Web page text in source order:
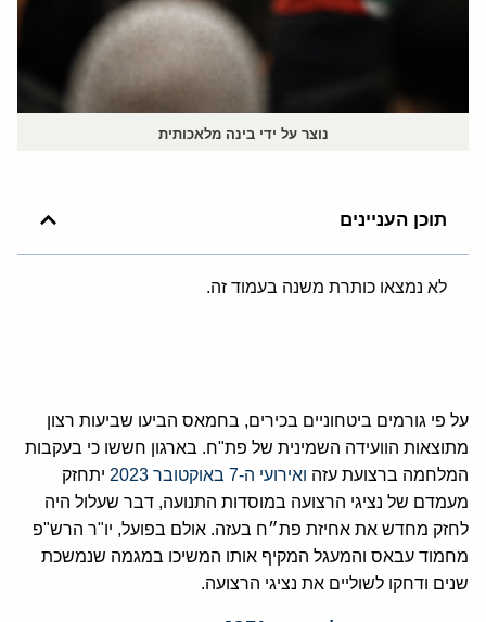
נוצר על ידי בינה מלאכותית
תוכן העניינים
לא נמצאו כותרת משנה בעמוד זה.
על פי גורמים ביטחוניים בכירים, בחמאס הביעו שביעות רצון
מתוצאות הוועידה השמינית של פת"ח. בארגון חששו כי בעקבות
המלחמה ברצועת עזה ואירועי ה-7 באוקטובר 2023
יתחזק
מעמדם של נציגי הרצועה במוסדות התנועה, דבר שעלול היה
לחזק מחדש את אחיזת פת״ח בעזה. אולם בפועל, יו"ר הרש"פ
מחמוד עבאס והמעגל המקיף אותו המשיכו במגמה שנמשכת
שנים ודחקו לשוליים את נציגי הרצועה.